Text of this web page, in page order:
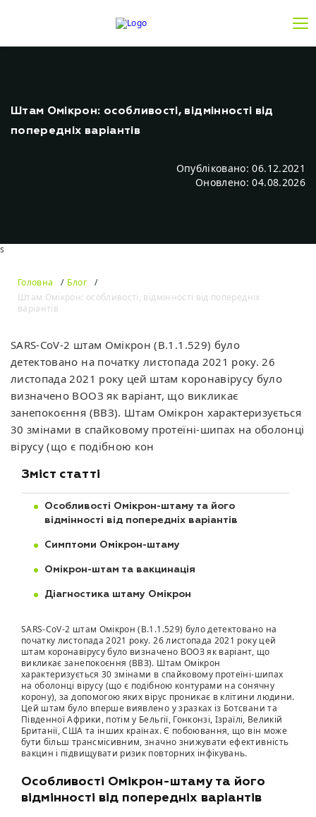
Штам Омікрон: особливості, відмінності від
попередніх варіантів
Опубліковано: 06.12.2021
Оновлено: 04.08.2026
s
Головна
Блог
Штам Омікрон: особливості, відмінності від попередніх
варіантів
SARS-CoV-2 штам Омікрон (B.1.1.529) було
детектовано на початку листопада 2021 року. 26
листопада 2021 року цей штам коронавірусу було
визначено ВООЗ як варіант, що викликає
занепокоєння (ВВЗ). Штам Омікрон характеризується
30 змінами в спайковому протеїні-шипах на оболонці
вірусу (що є подібною кон
Зміст статті
Особливості Омікрон-штаму та його
відмінності від попередніх варіантів
Симптоми Омікрон-штаму
Омікрон-штам та вакцинація
Діагностика штаму Омікрон
SARS-CoV-2 штам Омікрон (B.1.1.529) було детектовано на
початку листопада 2021 року. 26 листопада 2021 року цей
штам коронавірусу було визначено ВООЗ як варіант, що
викликає занепокоєння (ВВЗ). Штам Омікрон
характеризується 30 змінами в спайковому протеїні-шипах
на оболонці вірусу (що є подібною контурами на сонячну
корону), за допомогою яких вірус проникає в клітини людини.
Цей штам було вперше виявлено у зразках із Ботсвани та
Південної Африки, потім у Бельгії, Гонконзі, Ізраїлі, Великій
Британії, США та інших країнах. Є побоювання, що він може
бути більш трансмісивним, значно знижувати ефективність
вакцин і підвищувати ризик повторних інфікувань.
Особливості Омікрон-штаму та його
відмінності від попередніх варіантів